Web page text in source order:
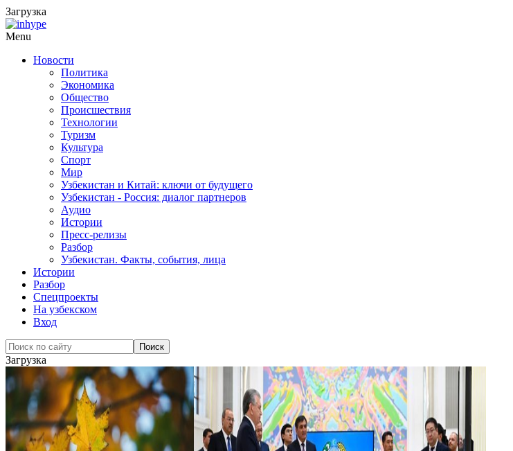
Загрузка
Menu
Новости
Политика
Экономика
Общество
Происшествия
Технологии
Туризм
Культура
Спорт
Мир
Узбекистан и Китай: ключи от будущего
Узбекистан - Россия: диалог партнеров
Аудио
Истории
Пресс-релизы
Разбор
Узбекистан. Факты, события, лица
Истории
Разбор
Спецпроекты
На узбекском
Вход
Загрузка